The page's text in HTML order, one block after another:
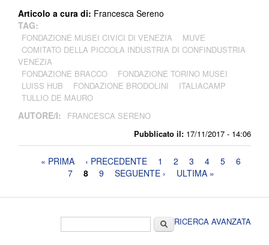
Pubblicato il: 17/11/2017 - 14:06
Articolo a cura di: Francesca Sereno
TAG:
FONDAZIONE MUSEI CIVICI DI VENEZIA
MUVE
COMITATO DELLA PICCOLA INDUSTRIA DI CONFINDUSTRIA
VENEZIA
FONDAZIONE BRACCO
FONDAZIONE TORINO MUSEI
LUISS HUB
FONDAZIONE BRODOLINI
ITALIACAMP
TULLIO DE MAURO
AUTORE/I: FRANCESCA SERENO
Pagine« PRIMA ‹ PRECEDENTE 1 2 3 4 5
6
7
8 9 SEGUENTE › ULTIMA »
CercaRICERCA AVANZATA